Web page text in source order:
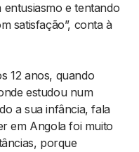
e tentando
satisfação”, conta à
12 anos, quando
estudou num
a sua infância, fala
em Angola foi muito
porque